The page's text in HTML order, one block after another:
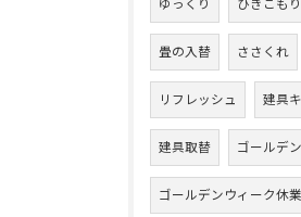
ゆっくり ひきこもり
畳の入替 ささくれ
リフレッシュ 建具
建具取替 ゴールデ
ゴールデンウィーク休